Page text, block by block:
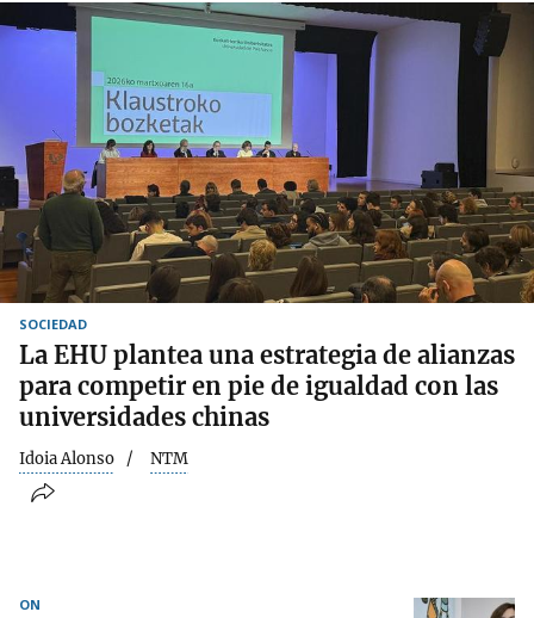
SOCIEDAD
La EHU plantea una estrategia de alianzas
para competir en pie de igualdad con las
universidades chinas
Idoia Alonso NTM
ON